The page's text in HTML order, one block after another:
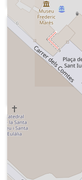
2000
amb
María
per